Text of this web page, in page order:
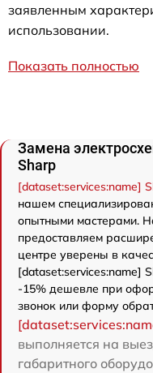
заявленным
использовании.
Показать полностью
Замена
Sharp
[dataset:services:name]
нашем
опытными мастерами.
предоставляем
центре уверены в
[dataset:services:name]
-15% дешевле при
звонок или форму
выполняется на
габаритного